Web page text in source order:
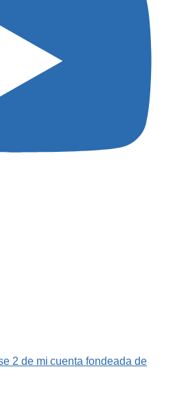
2 de mi cuenta fondeada de